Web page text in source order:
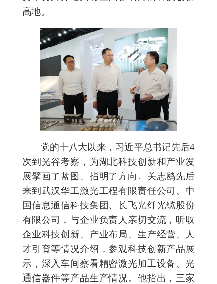
高地。
党的十八大以来，习近平总书记先后4
次到光谷考察，为湖北科技创新和产业发
展擘画了蓝图、指明了方向。关志鸥先后
来到武汉华工激光工程有限责任公司、中
国信息通信科技集团、长飞光纤光缆股份
有限公司，与企业负责人亲切交流，听取
企业科技创新、产业布局、生产经营、人
才引育等情况介绍，参观科技创新产品展
示，深入车间察看精密激光加工设备、光
通信器件等产品生产情况。他指出，三家